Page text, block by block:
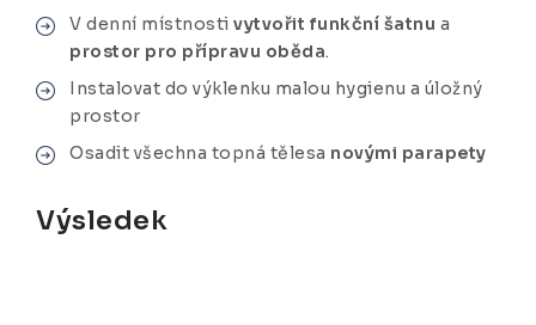
V denní místnosti vytvořit funkční šatnu a
prostor pro přípravu oběda.
Instalovat do výklenku malou hygienu a úložný
prostor
Osadit všechna topná tělesa novými parapety
Výsledek